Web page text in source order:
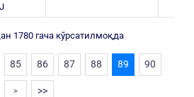
1780 гача кўрсатилмоқда
85 86 87 88 89 90
> >>